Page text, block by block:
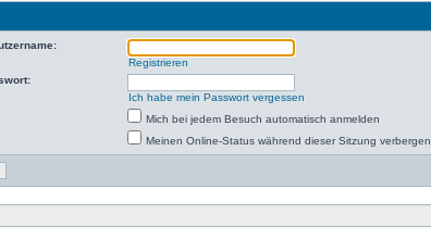
Registrieren
Ich habe mein Passwort vergessen
Mich bei jedem Besuch automatisch anmelden
Meinen Online-Status während dieser Sitzung verbergen